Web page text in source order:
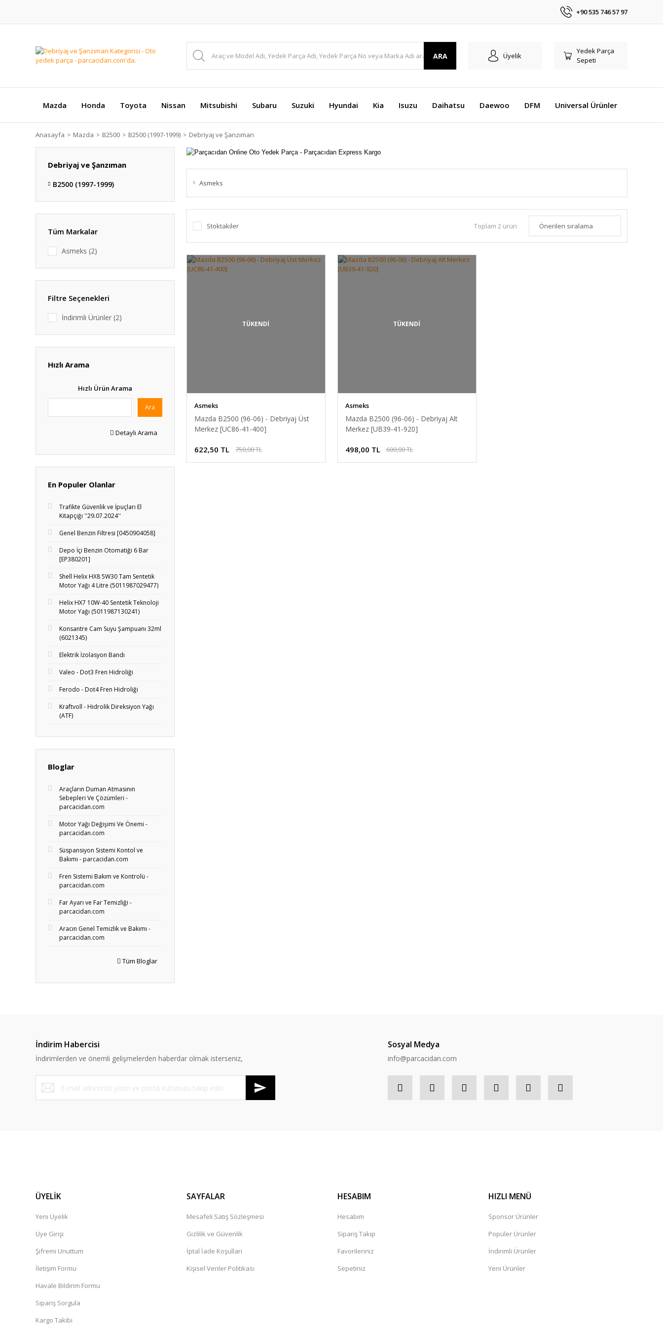
+90 535 746 57 97
ARA Üyelik
Yedek Parça
Sepeti
Mazda Honda Toyota Nissan Mitsubishi Subaru Suzuki Hyundai Kia Isuzu Daihatsu Daewoo DFM Universal Ürünler
Anasayfa Mazda B2500 B2500 (1997-1999) Debriyaj ve Şanzıman
Debriyaj ve Şanzıman
B2500 (1997-1999)
Tüm Markalar
Asmeks (2)
Filtre Seçenekleri
İndirimli Ürünler (2)
Hızlı Arama
Hızlı Ürün Arama
Ara
Detaylı Arama
En Populer Olanlar
Trafikte Güvenlik ve İpuçları El
Kitapçığı ''29.07.2024''
Genel Benzin Filtresi [0450904058]
Depo İçi Benzin Otomatiği 6 Bar
[EP380201]
Shell Helix HX8 5W30 Tam Sentetik
Motor Yağı 4 Litre (5011987029477)
Helix HX7 10W-40 Sentetik Teknoloji
Motor Yağı (5011987130241)
Konsantre Cam Suyu Şampuanı 32ml
(6021345)
Elektrik İzolasyon Bandı
Valeo - Dot3 Fren Hidroliği
Ferodo - Dot4 Fren Hidroliği
Kraftvoll - Hidrolik Direksiyon Yağı
(ATF)
Bloglar
Araçların Duman Atmasının
Sebepleri Ve Çözümleri -
parcacidan.com
Motor Yağı Değişimi Ve Önemi -
parcacidan.com
Süspansiyon Sistemi Kontol ve
Bakımı - parcacidan.com
Fren Sistemi Bakım ve Kontrolü -
parcacidan.com
Far Ayarı ve Far Temizliği -
parcacidan.com
Aracın Genel Temizlik ve Bakımı -
parcacidan.com
Tüm Bloglar
Asmeks
Stoktakiler Toplam 2 ürün
TÜKENDİ
Asmeks
Mazda B2500 (96-06) - Debriyaj Üst
Merkez [UC86-41-400]
622,50 TL 750,00 TL
TÜKENDİ
Asmeks
Mazda B2500 (96-06) - Debriyaj Alt
Merkez [UB39-41-920]
498,00 TL 600,00 TL
İndirim Habercisi
İndirimlerden ve önemli gelişmelerden haberdar olmak isterseniz,
Sosyal Medya
info@parcacidan.com
ÜYELİK
Yeni Üyelik
Üye Girişi
Şifremi Unuttum
İletişim Formu
Havale Bildirim Formu
Sipariş Sorgula
Kargo Takibi
SAYFALAR
Mesafeli Satış Sözleşmesi
Gizlilik ve Güvenlik
İptal İade Koşullari
Kişisel Veriler Politikası
HESABIM
Hesabım
Sipariş Takip
Favorileriniz
Sepetiniz
HIZLI MENÜ
Sponsor Ürünler
Popüler Ürünler
İndirimli Ürünler
Yeni Ürünler